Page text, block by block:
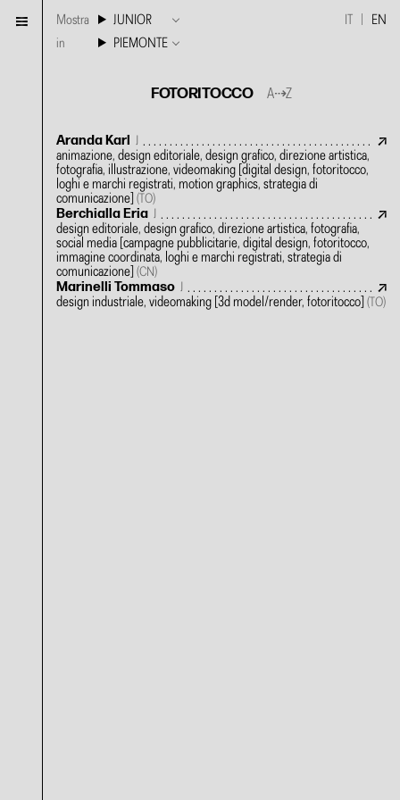
Mostra
JUNIOR
in
PIEMONTE
FOTORITOCCO A⇢Z
EN
Aranda Karl J
animazione, design editoriale, design grafico, direzione artistica,
fotografia, illustrazione, videomaking [digital design, fotoritocco,
loghi e marchi registrati, motion graphics, strategia di
comunicazione] (TO)
Berchialla Eria J
design editoriale, design grafico, direzione artistica, fotografia,
social media [campagne pubblicitarie, digital design, fotoritocco,
immagine coordinata, loghi e marchi registrati, strategia di
comunicazione] (CN)
Marinelli Tommaso J
design industriale, videomaking [3d model/render, fotoritocco] (TO)